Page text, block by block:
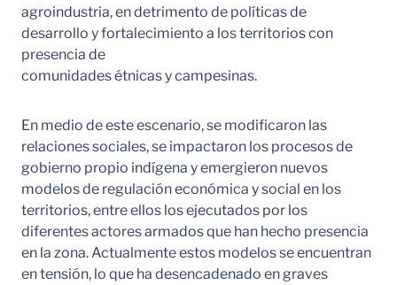
agroindustria, en detrimento de políticas de
desarrollo y fortalecimiento a los territorios con
presencia de
comunidades étnicas y campesinas.
En medio de este escenario, se modificaron las
relaciones sociales, se impactaron los procesos de
gobierno propio indígena y emergieron nuevos
modelos de regulación económica y social en los
territorios, entre ellos los ejecutados por los
diferentes actores armados que han hecho presencia
en la zona. Actualmente estos modelos se encuentran
en tensión, lo que ha desencadenado en graves